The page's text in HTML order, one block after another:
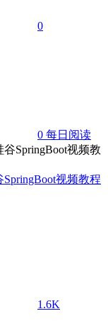
0
0 每日阅读
SpringBoot视频教程
1.6K